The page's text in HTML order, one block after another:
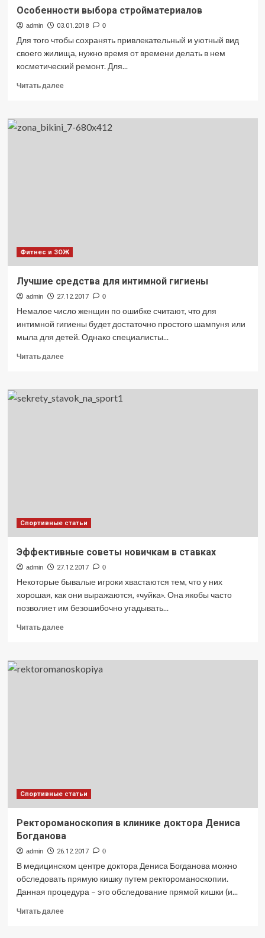
Особенности выбора стройматериалов
admin 03.01.2018 0
Для того чтобы сохранять привлекательный и уютный вид
своего жилища, нужно время от времени делать в нем
косметический ремонт. Для...
Читать далееПрочитать
Особенности
выбора
Фитнес и ЗОЖ
Лучшие средства для интимной гигиены
admin 27.12.2017 0
Немалое число женщин по ошибке считают, что для
интимной гигиены будет достаточно простого шампуня или
мыла для детей. Однако специалисты...
Читать далееПрочитать
Лучшие
средства
Спортивные статьи
Эффективные советы новичкам в ставках
admin 27.12.2017 0
Некоторые бывалые игроки хвастаются тем, что у них
хорошая, как они выражаются, «чуйка». Она якобы часто
позволяет им безошибочно угадывать...
Читать далееПрочитать
Эффективные
советы
Спортивные статьи
Ректороманоскопия в клинике доктора Дениса
Богданова
admin 26.12.2017 0
В медицинском центре доктора Дениса Богданова можно
обследовать прямую кишку путем ректороманоскопии.
Данная процедура – это обследование прямой кишки (и...
Читать далееПрочитать